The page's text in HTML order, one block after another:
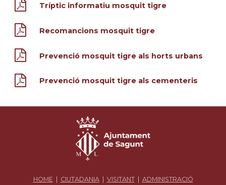
Tríptic informatiu mosquit tigre
Recomancions mosquit tigre
Prevenció mosquit tigre als horts urbans
Prevenció mosquit tigre als cementeris
HOME| CIUTADANIA| VISITANT| ADMINISTRACIÓ